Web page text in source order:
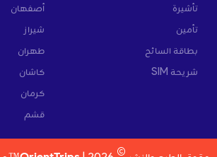
تأشيرة
تأمين
بطاقة السائح
شريحة SIM
أصفهان
شيراز
طهران
كاشان
كرمان
قشم